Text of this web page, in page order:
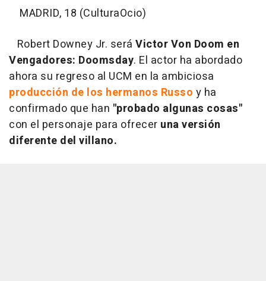
MADRID, 18 (CulturaOcio)
Robert Downey Jr. será Victor Von Doom en
Vengadores: Doomsday. El actor ha abordado
ahora su regreso al UCM en la ambiciosa
producción de los hermanos Russo y ha
confirmado que han "probado algunas cosas"
con el personaje para ofrecer una versión
diferente del villano.